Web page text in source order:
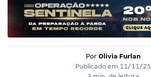
Por Olivia Furlan
Publicado em 11/11/25